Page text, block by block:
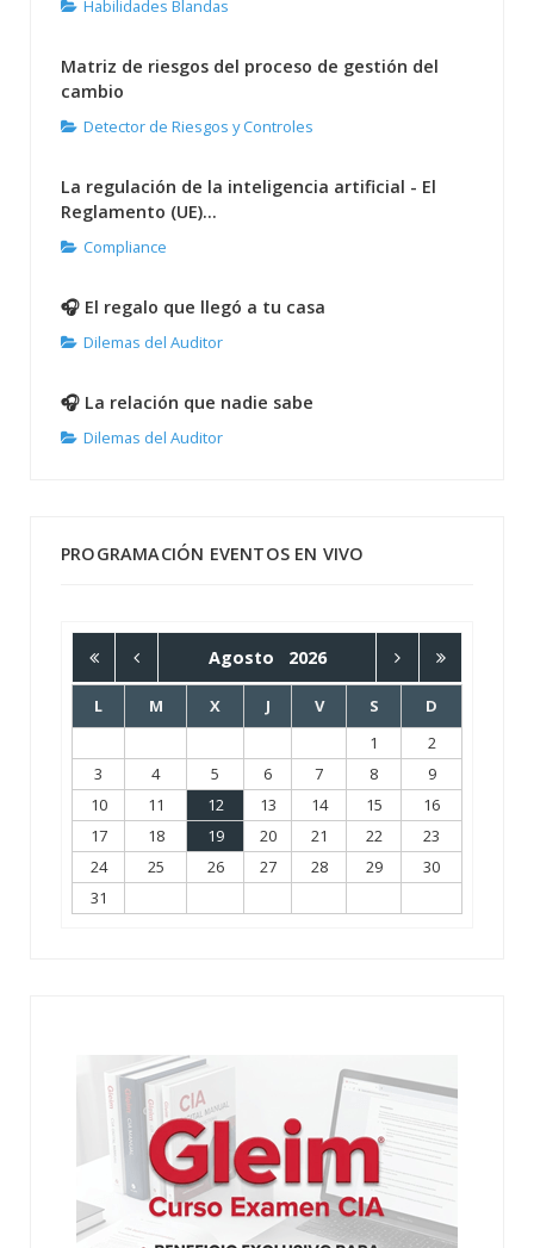
Habilidades Blandas
Matriz de riesgos del proceso de gestión del
cambio
Detector de Riesgos y Controles
La regulación de la inteligencia artificial - El
Reglamento (UE)...
Compliance
🎧 El regalo que llegó a tu casa
Dilemas del Auditor
🎧 La relación que nadie sabe
Dilemas del Auditor
PROGRAMACIÓN EVENTOS EN VIVO
Agosto 2026
L M X J V S
D
1
2
3
4 5 6 7 8
9
10
11 12 13 14 15
16
17
18 19 20 21 22
23
24
25 26 27 28 29
30
31